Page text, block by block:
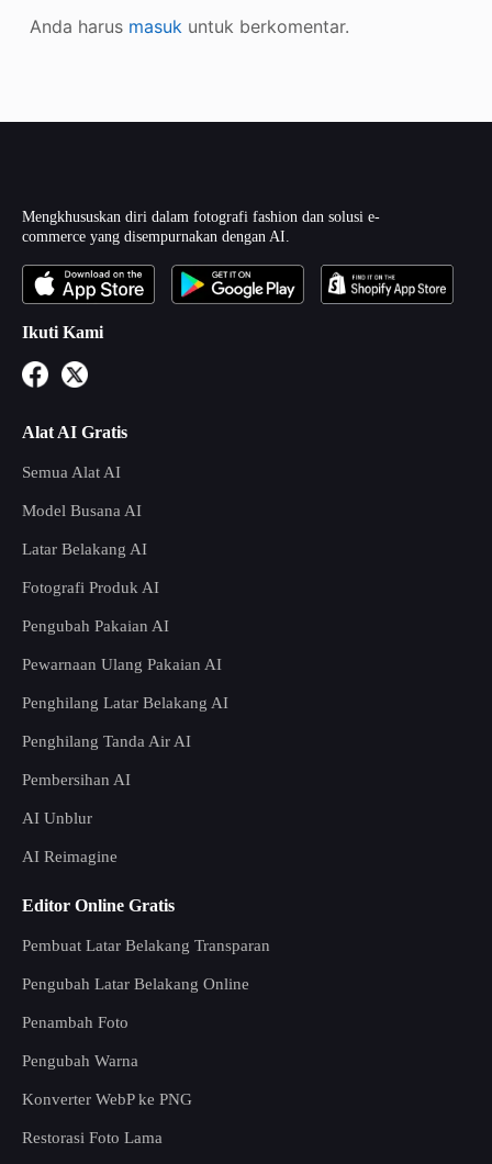
Anda harus masukuntuk berkomentar.
Mengkhususkan diri dalam fotografi fashion dan solusi e-
commerce yang disempurnakan dengan AI.
Ikuti Kami
Alat AI Gratis
Semua Alat AI
Model Busana AI
Latar Belakang AI
Fotografi Produk AI
Pengubah Pakaian AI
Pewarnaan Ulang Pakaian AI
Penghilang Latar Belakang AI
Penghilang Tanda Air AI
Pembersihan AI
AI Unblur
AI Reimagine
Editor Online Gratis
Pembuat Latar Belakang Transparan
Pengubah Latar Belakang Online
Penambah Foto
Pengubah Warna
Konverter WebP ke PNG
Restorasi Foto Lama